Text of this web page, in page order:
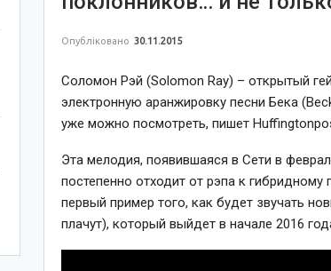
Опубліковано 30.11.2015
Соломон Рэй (Solomon Ray) – открытый
электронную аранжировку песни Бека
уже можно посмотреть, пишет
Эта мелодия, появившаяся в Сети в
постепенно отходит от рэпа к
первый пример того, как будет звучать
плачут), который выйдет в начале 2016